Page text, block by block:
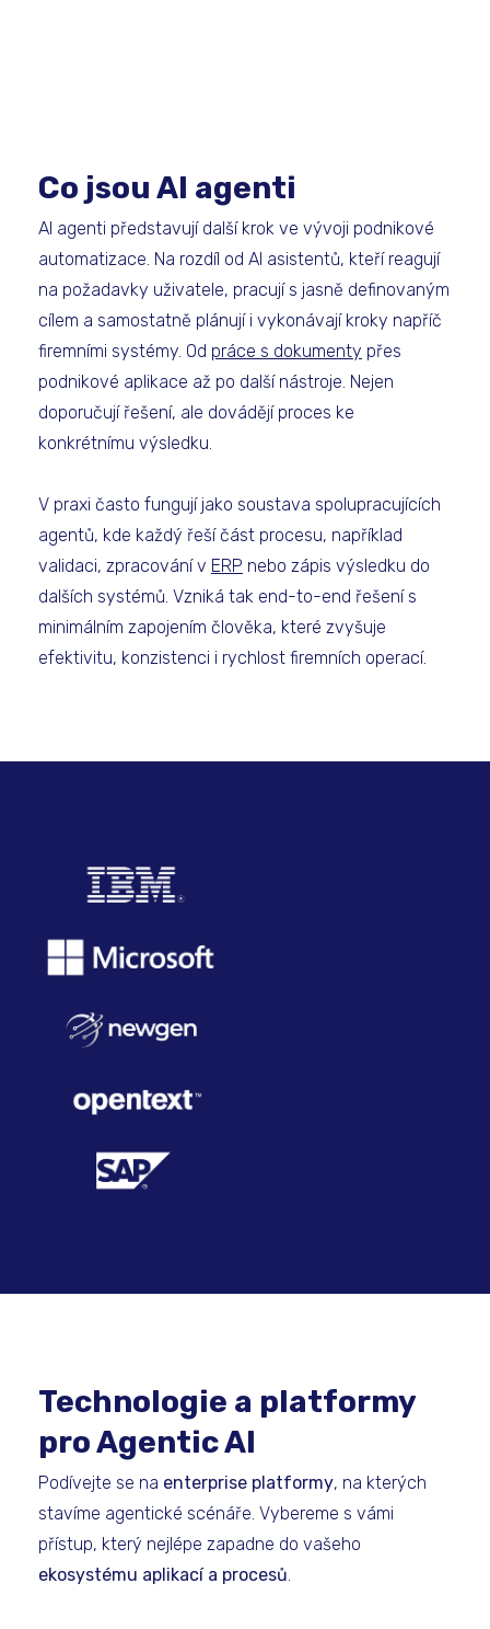
Co jsou AI agenti
AI agenti představují další krok ve vývoji podnikové
automatizace. Na rozdíl od AI asistentů, kteří reagují
na požadavky uživatele, pracují s jasně definovaným
cílem a samostatně plánují i vykonávají kroky napříč
firemními systémy. Od práce s dokumenty přes
podnikové aplikace až po další nástroje. Nejen
doporučují řešení, ale dovádějí proces ke
konkrétnímu výsledku.
V praxi často fungují jako soustava spolupracujících
agentů, kde každý řeší část procesu, například
validaci, zpracování v ERP nebo zápis výsledku do
dalších systémů. Vzniká tak end-to-end řešení s
minimálním zapojením člověka, které zvyšuje
efektivitu, konzistenci i rychlost firemních operací.
Technologie a platformy
pro Agentic AI
Podívejte se na enterprise platformy, na kterých
stavíme agentické scénáře. Vybereme s vámi
přístup, který nejlépe zapadne do vašeho
ekosystému aplikací a procesů.